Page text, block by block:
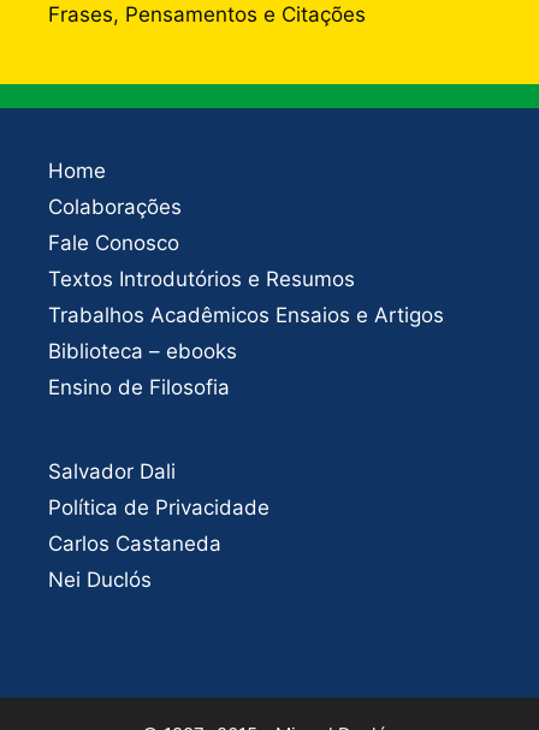
Frases, Pensamentos e Citações
Home
Colaborações
Fale Conosco
Textos Introdutórios e Resumos
Trabalhos Acadêmicos Ensaios e Artigos
Biblioteca – ebooks
Ensino de Filosofia
Salvador Dali
Política de Privacidade
Carlos Castaneda
Nei Duclós